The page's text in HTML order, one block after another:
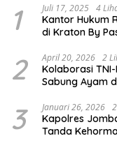
1 Juli 17, 2025 4
Kantor Hukum
di Kraton By
2 April 20, 2026 2
Kolaborasi
Sabung Ayam
3 Januari 26, 2026
Kapolres
Tanda